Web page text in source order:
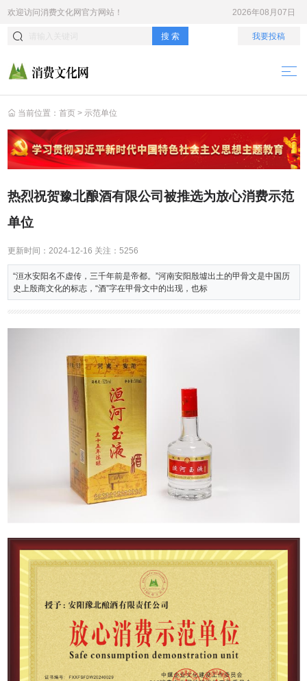
欢迎访问消费文化网官方网站！ 2026年08月07日
搜 索 我要投稿
当前位置： 首页 > 示范单位
热烈祝贺豫北酿酒有限公司被推选为放心消费示范
单位
更新时间： 2024-12-16 关注： 5256
“洹水安阳名不虚传，三千年前是帝都。”河南安阳殷墟出土的甲骨文是中国历
史上殷商文化的标志，“酒”字在甲骨文中的出现，也标